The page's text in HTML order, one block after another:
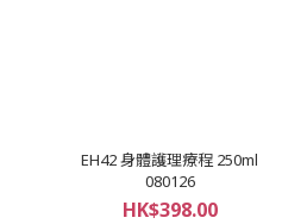
EH42 身體護理療程 250ml
080126
HK$398.00